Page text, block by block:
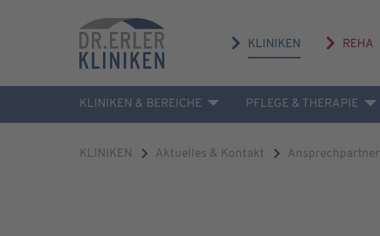
KLINIKEN REHA
KLINIKEN & BEREICHE PFLEGE & THERAPIE
KLINIKEN Aktuelles & Kontakt Ansprechpartner